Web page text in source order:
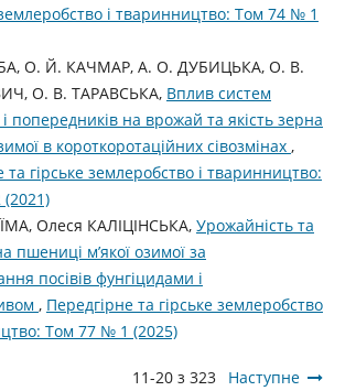
і тваринництво: Том 74 № 1
О. Й. КАЧМАР, А. О. ДУБИЦЬКА, О. В.
О. В. ТАРАВСЬКА, Вплив систем
попередників на врожай та якість зерна
в короткоротаційних сівозмінах ,
та гірське землеробство і тваринництво:
Олеся КАЛІЦІНСЬКА, Урожайність та
пшениці м’якої озимої за
посівів фунгіцидами і
, Передгірне та гірське землеробство
Том 77 № 1 (2025)
11-20 з 323 Наступне